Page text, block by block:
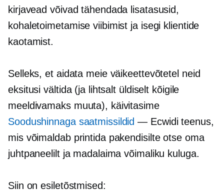
kirjavead võivad tähendada lisatasusid,
kohaletoimetamise viibimist ja isegi klientide
kaotamist.
Selleks, et aidata meie väikeettevõtetel neid
eksitusi vältida (ja lihtsalt üldiselt kõigile
meeldivamaks muuta), käivitasime
Soodushinnaga saatmissildid — Ecwidi teenus,
mis võimaldab printida pakendisilte otse oma
juhtpaneelilt ja madalaima võimaliku kuluga.
Siin on esiletõstmised: